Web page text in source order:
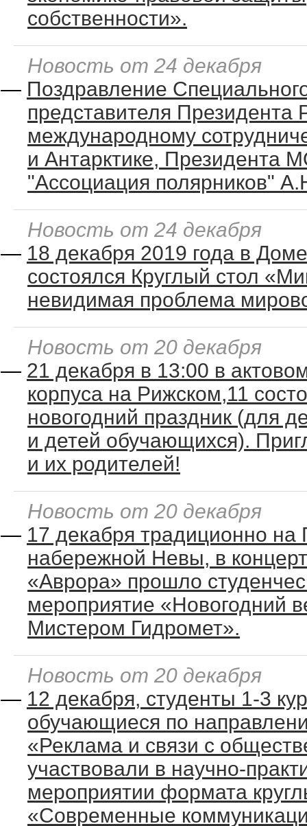
собственности».
Новость от 24 декабря
— Поздравление
представителя Президента
международному
и Антарктике, Президента
"Ассоциация полярников"
Новость от 24 декабря
— 18 декабря 2019 года в
состоялся Круглый стол
невидимая проблема
Новость от 20 декабря
— 21 декабря в 13:00 в
корпуса на Рижском,11
новогодний праздник (для
и детей обучающихся).
и их родителей!
Новость от 20 декабря
— 17 декабря традиционно на
набережной Невы, в
«Аврора» прошло
мероприятие «Новогодний
Мистером Гидромет».
Новость от 20 декабря
— 12 декабря, студенты 1-3
обучающиеся по
«Реклама и связи с
участвовали в научно-
мероприятии формата
«Современные